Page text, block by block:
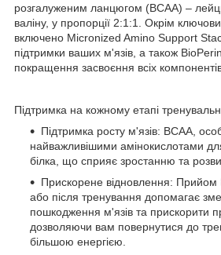
розгалуженим ланцюгом (BCAA) –
валіну, у пропорції 2:1:1. Окрім
включено Micronized Amino Support
підтримки ваших м'язів, а також
покращення засвоєння всіх
Підтримка на кожному етапі
Підтримка росту м'язів: BCAA,
найважливішими амінокислотами
білка, що сприяє зростанню та
Прискорене відновлення: Прийом
або після тренування допомагає
пошкодження м'язів та прискорити
дозволяючи вам повернутися до
більшою енергією.